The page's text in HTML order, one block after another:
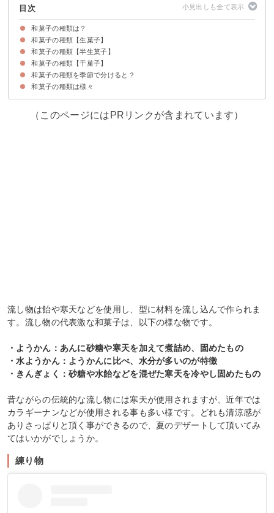
目次
和菓子の種類は？
和菓子の種類【生菓子】
餅物
蒸し物
焼き物
流し物
練り物
揚げ物
和菓子の種類【半生菓子】
あん物
おか物
焼き物
流し物
練り物
和菓子の種類【干菓子】
打ち物
押し物
掛け物
焼き物
あめ物
和菓子の種類を季節で分けると？
①春
②夏
③秋
④冬
和菓子の種類は様々
（このページにはPRリンクが含まれています）
流し物は飴や寒天などを使用し、型に材料を流し込んで作られま
す。流し物の代表激な和菓子は、以下の様な物です。
・ようかん：あんに砂糖や寒天を加えて煮詰め、固めたもの
・水ようかん：ようかんに比べ、水分が多いのが特徴
・きんぎょく：砂糖や水飴などを混ぜた寒天を冷やし固めたもの
昔ながらの伝統的な流し物には寒天が使用されますが、近年では
カラギーナンなどが使用される事も多い様です。どれも清涼感が
ありさっぱりと頂く事ができるので、夏のデザートして頂いてみ
てはいかがでしょうか。
練り物